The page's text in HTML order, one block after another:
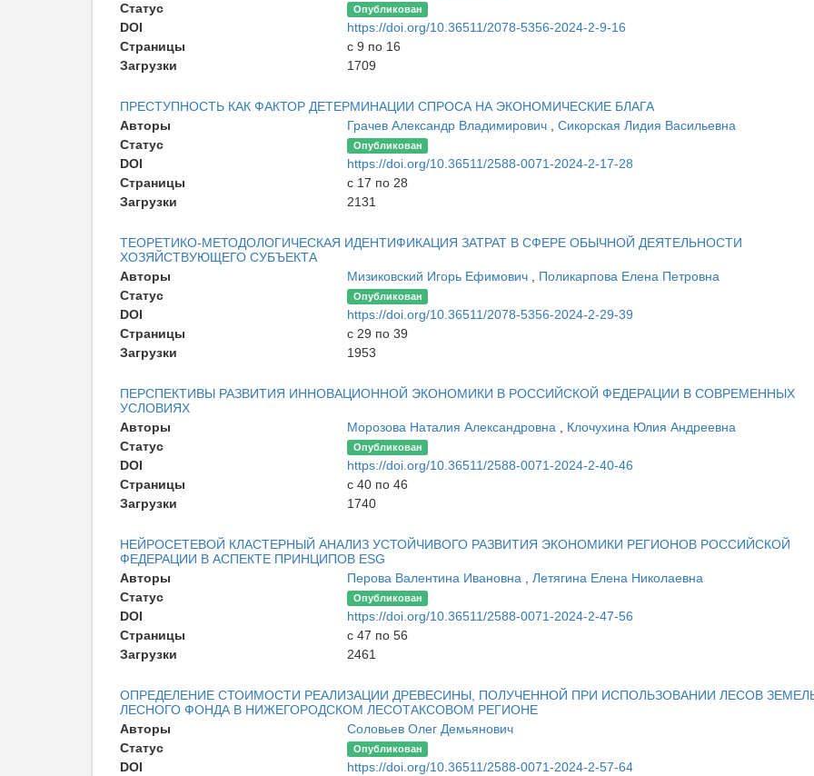
Статус
Опубликован
DOI
https://doi.org/10.36511/2078-5356-2024-2-9-16
Страницы
с 9 по 16
Загрузки
1709
ПРЕСТУПНОСТЬ КАК ФАКТОР ДЕТЕРМИНАЦИИ СПРОСА НА ЭКОНОМИЧЕСКИЕ БЛАГА
Авторы
Грачев Александр Владимирович
Сикорская Лидия Васильевна
Статус
Опубликован
DOI
https://doi.org/10.36511/2588-0071-2024-2-17-28
Страницы
с 17 по 28
Загрузки
2131
ТЕОРЕТИКО-МЕТОДОЛОГИЧЕСКАЯ ИДЕНТИФИКАЦИЯ ЗАТРАТ В СФЕРЕ ОБЫЧНОЙ ДЕЯТЕЛЬНОСТИ
ХОЗЯЙСТВУЮЩЕГО СУБЪЕКТА
Авторы
Мизиковский Игорь Ефимович
Поликарпова Елена Петровна
Статус
Опубликован
DOI
https://doi.org/10.36511/2078-5356-2024-2-29-39
Страницы
с 29 по 39
Загрузки
1953
ПЕРСПЕКТИВЫ РАЗВИТИЯ ИННОВАЦИОННОЙ ЭКОНОМИКИ В РОССИЙСКОЙ ФЕДЕРАЦИИ В СОВРЕМЕННЫХ
УСЛОВИЯХ
Авторы
Морозова Наталия Александровна
Клочухина Юлия Андреевна
Статус
Опубликован
DOI
https://doi.org/10.36511/2588-0071-2024-2-40-46
Страницы
с 40 по 46
Загрузки
1740
НЕЙРОСЕТЕВОЙ КЛАСТЕРНЫЙ АНАЛИЗ УСТОЙЧИВОГО РАЗВИТИЯ ЭКОНОМИКИ РЕГИОНОВ РОССИЙСКОЙ
ФЕДЕРАЦИИ В АСПЕКТЕ ПРИНЦИПОВ ESG
Авторы
Перова Валентина Ивановна
Летягина Елена Николаевна
Статус
Опубликован
DOI
https://doi.org/10.36511/2588-0071-2024-2-47-56
Страницы
с 47 по 56
Загрузки
2461
ОПРЕДЕЛЕНИЕ СТОИМОСТИ РЕАЛИЗАЦИИ ДРЕВЕСИНЫ, ПОЛУЧЕННОЙ ПРИ ИСПОЛЬЗОВАНИИ ЛЕСОВ
ЛЕСНОГО ФОНДА В НИЖЕГОРОДСКОМ ЛЕСОТАКСОВОМ РЕГИОНЕ
Авторы
Соловьев Олег Демьянович
Статус
Опубликован
DOI
https://doi.org/10.36511/2588-0071-2024-2-57-64